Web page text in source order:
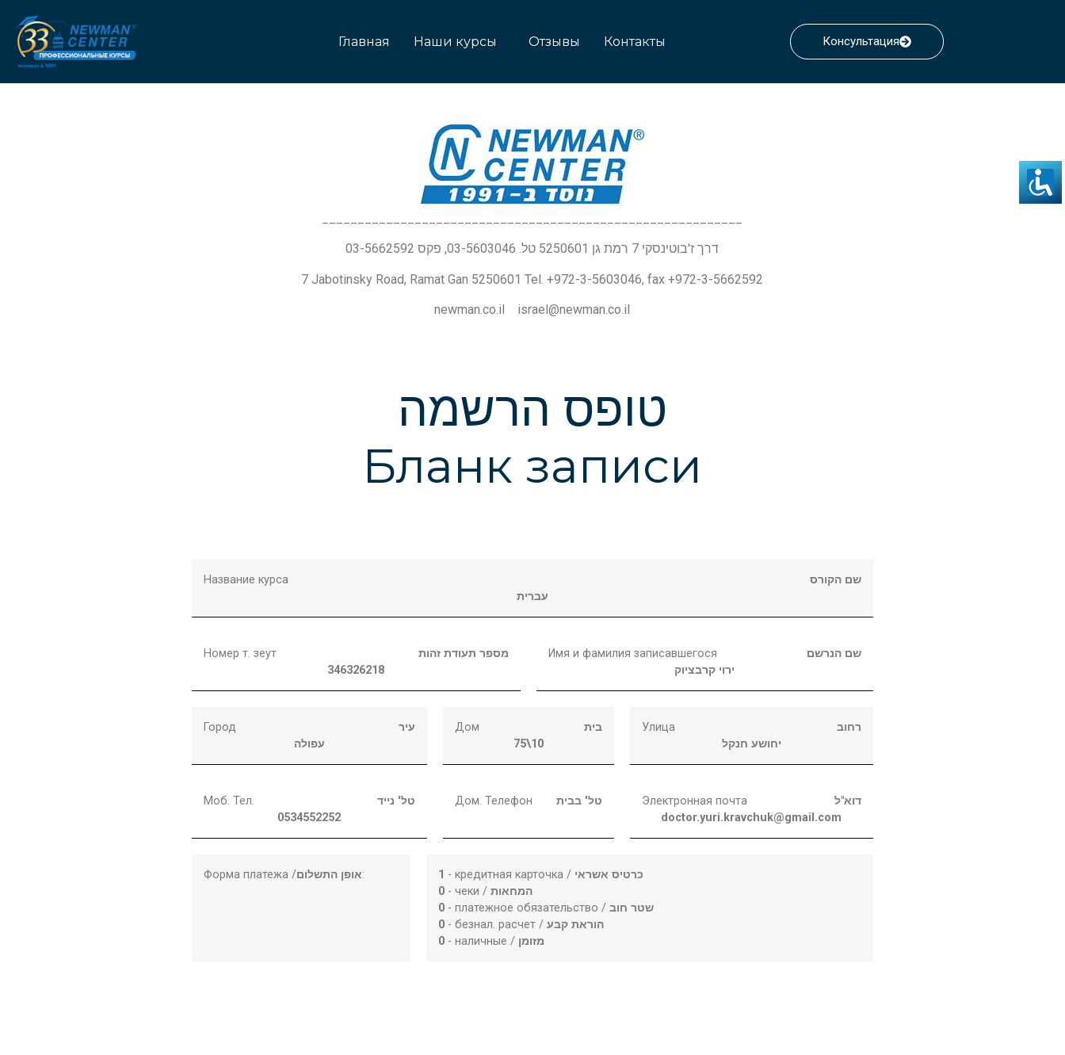
Главная Наши курсы Отзывы Контакты Консультация
דרך ז'בוטינסקי 7 רמת גן 5250601 טל. 03-5603046, פקס 03-5662592
7 Jabotinsky Road, Ramat Gan 5250601 Tel. +972-3-5603046, fax +972-3-5662592
newman.co.il israel@newman.co.il
טופס הרשמה
Бланк записи
Название курса
שם הקורס
עברית
Номер т. зеут
מספר תעודת זהות
346326218
Имя и фамилия записавшегося
שם הנרשם
ירוי קרבציוק
Город
עיר
עפולה
Дом
בית
75\10
Улица
רחוב
יחושע חנקל
Моб. Тел.
טל' נייד
0534552252
Дом. Телефон טל' בבית Электронная почта
דוא"ל
doctor.yuri.kravchuk@gmail.com
Форма платежа /אופן התשלום: 1 - кредитная карточка / כרטיס אשראי
0- чеки / המחאות
0- платежное обязательство / שטר חוב
0- безнал. расчет / הוראת קבע
0- наличные / מזומן